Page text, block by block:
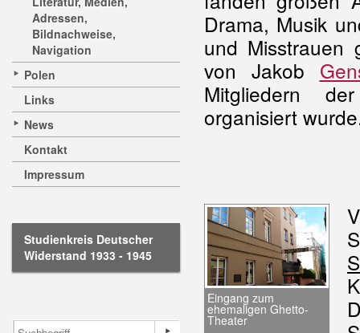
Adressen,
Bildnachweise,
Navigation
Polen
Links
News
Kontakt
Impressum
Studienkreis Deutscher
Widerstand 1933 - 1945
Drama, Musik
und Misstrauen
von Jakob
Mitgliedern
organisiert
Eingang zum
ehemaligen Ghetto-
Theater